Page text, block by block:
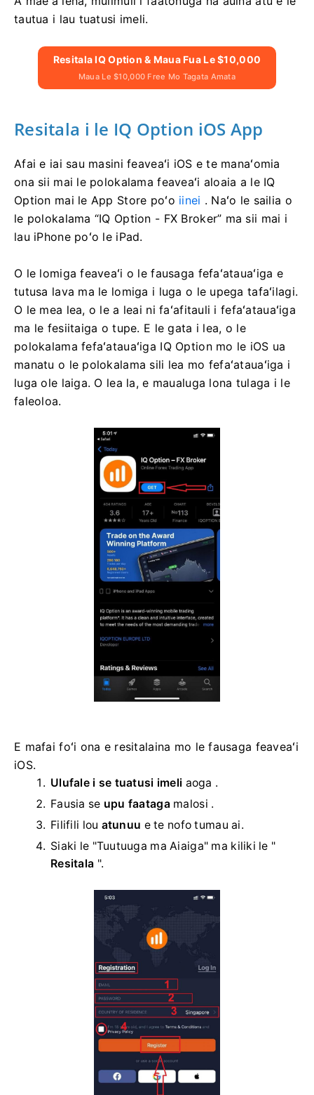
tautua i lau tuatusi imeli.
Resitala IQ Option & Maua Fua Le $10,000
Maua Le $10,000 Free Mo Tagata Amata
Resitala i le IQ Option iOS App
Afai e iai sau masini feaveaʻi iOS e te manaʻomia
ona sii mai le polokalama feaveaʻi aloaia a le IQ
Option mai le App Store poʻo iinei . Naʻo le sailia o
le polokalama “IQ Option - FX Broker” ma sii mai i
lau iPhone poʻo le iPad.
O le lomiga feaveaʻi o le fausaga fefaʻatauaʻiga e
tutusa lava ma le lomiga i luga o le upega tafaʻilagi.
O le mea lea, o le a leai ni faʻafitauli i fefaʻatauaʻiga
ma le fesiitaiga o tupe. E le gata i lea, o le
polokalama fefaʻatauaʻiga IQ Option mo le iOS ua
manatu o le polokalama sili lea mo fefaʻatauaʻiga i
luga ole laiga. O lea la, e maualuga lona tulaga i le
faleoloa.
E mafai foʻi ona e resitalaina mo le fausaga feaveaʻi
iOS.
Ulufale i se tuatusi imeli aoga .
Fausia se upu faataga malosi .
Filifili lou atunuu e te nofo tumau ai.
Siaki le "Tuutuuga ma Aiaiga" ma kiliki le "
Resitala ".